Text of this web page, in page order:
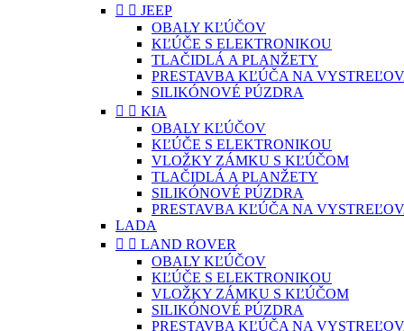
  JEEP
OBALY KĽÚČOV
KĽÚČE S ELEKTRONIKOU
TLAČIDLÁ A PLANŽETY
PRESTAVBA KĽÚČA NA
SILIKÓNOVÉ PÚZDRA
  KIA
OBALY KĽÚČOV
KĽÚČE S ELEKTRONIKOU
VLOŽKY ZÁMKU S KĽÚČOM
TLAČIDLÁ A PLANŽETY
SILIKÓNOVÉ PÚZDRA
PRESTAVBA KĽÚČA NA
LADA
  LAND ROVER
OBALY KĽÚČOV
KĽÚČE S ELEKTRONIKOU
VLOŽKY ZÁMKU S KĽÚČOM
SILIKÓNOVÉ PÚZDRA
PRESTAVBA KĽÚČA NA